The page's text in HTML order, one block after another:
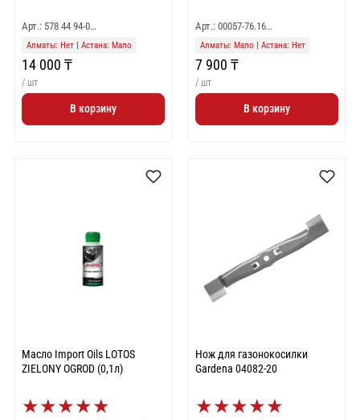
Арт.: 578 44 94-0…
Алматы: Нет| Астана: Мало
14 000 ₸
/ шт
В корзину
Арт.: 00057-76.16…
Алматы: Мало | Астана: Нет
7 900 ₸
/ шт
В корзину
Масло Import Oils LOTOS
ZIELONY OGROD (0,1л)
★★★★★
Нож для газонокосилки
Gardena 04082-20
★★★★★